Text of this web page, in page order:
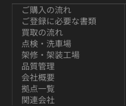
ご購入の流れ
ご登録に必要な書類
買取の流れ
点検・洗車場
架修・架装工場
品質管理
会社概要
拠点一覧
関連会社